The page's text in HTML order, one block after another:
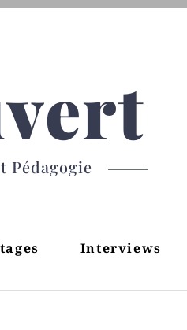
Pédagogie
Interviews